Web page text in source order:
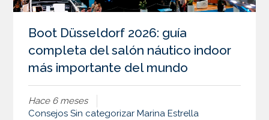
Boot Düsseldorf 2026: guía
completa del salón náutico indoor
más importante del mundo
Hace 6 meses
Consejos Sin categorizar Marina Estrella